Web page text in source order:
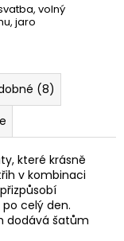
volný
jaro
(8)
které krásně
v kombinaci
celý den.
dodává šatům